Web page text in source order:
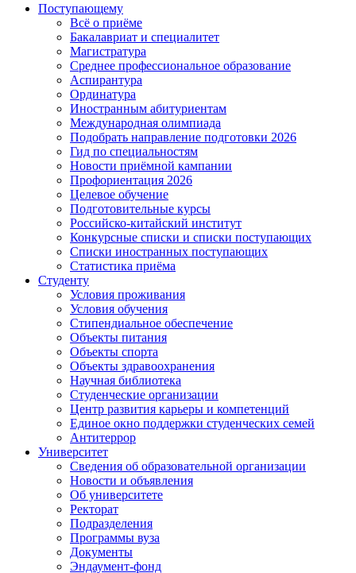
Поступающему
Всё о приёме
Бакалавриат и специалитет
Магистратура
Среднее профессиональное образование
Аспирантура
Ординатура
Иностранным абитуриентам
Международная олимпиада
Подобрать направление подготовки 2026
Гид по специальностям
Новости приёмной кампании
Профориентация 2026
Целевое обучение
Подготовительные курсы
Российско-китайский институт
Конкурсные списки и списки поступающих
Списки иностранных поступающих
Статистика приёма
Студенту
Условия проживания
Условия обучения
Стипендиальное обеспечение
Объекты питания
Объекты спорта
Объекты здравоохранения
Научная библиотека
Студенческие организации
Центр развития карьеры и компетенций
Единое окно поддержки студенческих семей
Антитеррор
Университет
Сведения об образовательной организации
Новости и объявления
Об университете
Ректорат
Подразделения
Программы вуза
Документы
Эндаумент-фонд